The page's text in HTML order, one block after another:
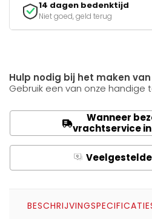
14 dagen bedenktijd
Niet goed, geld terug
Hulp nodig bij het maken
Gebruik een van onze handige
Wanneer
vrachtservice
Q
BESCHRIJVING